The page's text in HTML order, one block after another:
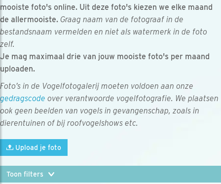
mooiste foto's online. Uit deze foto's kiezen we elke maand
de allermooiste. Graag naam van de fotograaf in de
bestandsnaam vermelden en niet als watermerk in de foto
zelf.
Je mag maximaal drie van jouw mooiste foto's per maand
uploaden.
Foto’s in de Vogelfotogalerij moeten voldoen aan onze
gedragscode over verantwoorde vogelfotografie. We plaatsen
ook geen beelden van vogels in gevangenschap, zoals in
dierentuinen of bij roofvogelshows etc.
Upload je foto